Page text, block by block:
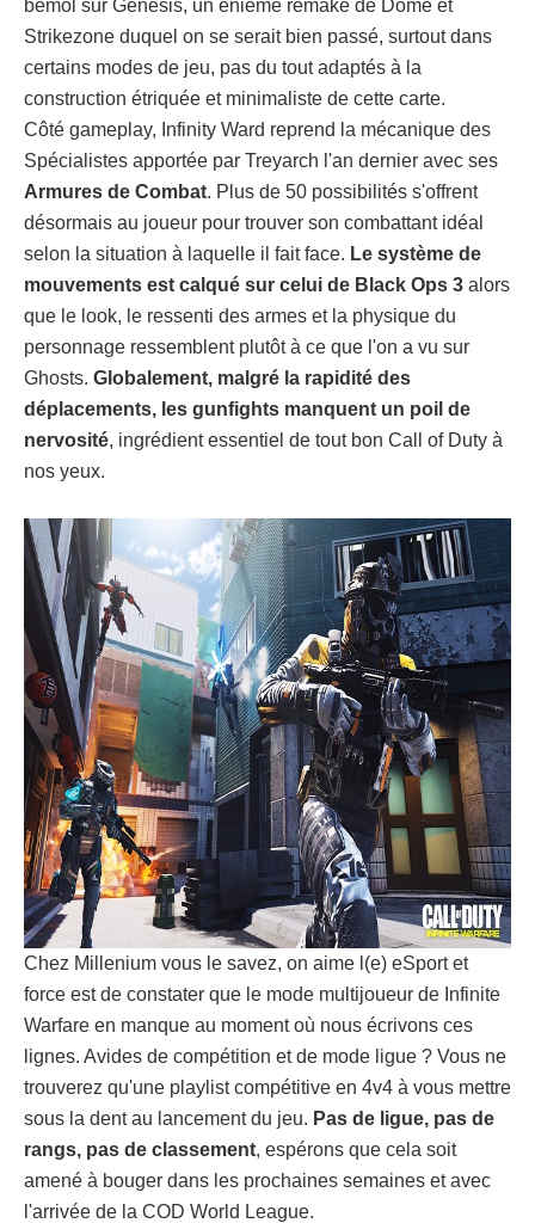
bémol sur Genesis, un énième remake de Dome et
Strikezone duquel on se serait bien passé, surtout dans
certains modes de jeu, pas du tout adaptés à la
construction étriquée et minimaliste de cette carte.
Côté gameplay, Infinity Ward reprend la mécanique des
Spécialistes apportée par Treyarch l'an dernier avec ses
Armures de Combat. Plus de 50 possibilités s'offrent
désormais au joueur pour trouver son combattant idéal
selon la situation à laquelle il fait face. Le système de
mouvements est calqué sur celui de Black Ops 3 alors
que le look, le ressenti des armes et la physique du
personnage ressemblent plutôt à ce que l'on a vu sur
Ghosts. Globalement, malgré la rapidité des
déplacements, les gunfights manquent un poil de
nervosité, ingrédient essentiel de tout bon Call of Duty à
nos yeux.
Chez Millenium vous le savez, on aime l(e) eSport et
force est de constater que le mode multijoueur de Infinite
Warfare en manque au moment où nous écrivons ces
lignes. Avides de compétition et de mode ligue ? Vous ne
trouverez qu'une playlist compétitive en 4v4 à vous mettre
sous la dent au lancement du jeu. Pas de ligue, pas de
rangs, pas de classement, espérons que cela soit
amené à bouger dans les prochaines semaines et avec
l'arrivée de la COD World League.